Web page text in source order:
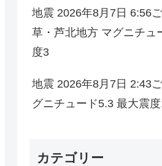
地震 2026年8月7日 6:56
草・芦北地方 マグニチュ
度3
地震 2026年8月7日 2:43
グニチュード5.3 最大震
カテゴリー